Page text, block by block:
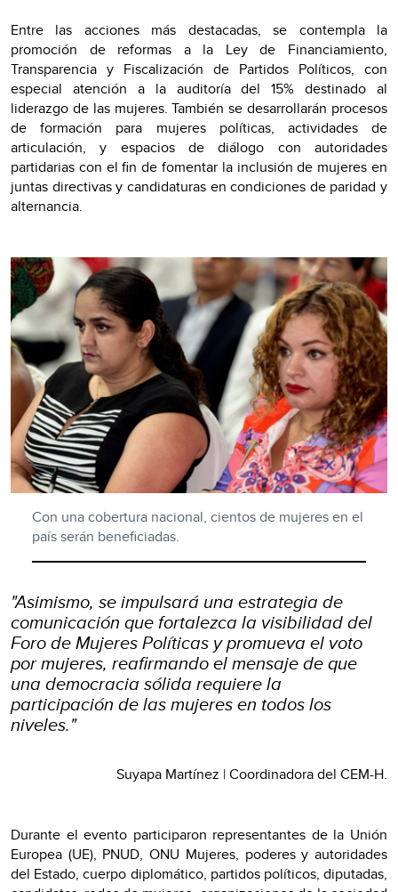
Entre las acciones más destacadas, se contempla la
promoción de reformas a la Ley de Financiamiento,
Transparencia y Fiscalización de Partidos Políticos, con
especial atención a la auditoría del 15% destinado al
liderazgo de las mujeres. También se desarrollarán procesos
de formación para mujeres políticas, actividades de
articulación, y espacios de diálogo con autoridades
partidarias con el fin de fomentar la inclusión de mujeres en
juntas directivas y candidaturas en condiciones de paridad y
alternancia.
Con una cobertura nacional, cientos de mujeres en el
país serán beneficiadas.
"Asimismo, se impulsará una estrategia de
comunicación que fortalezca la visibilidad del
Foro de Mujeres Políticas y promueva el voto
por mujeres, reafirmando el mensaje de que
una democracia sólida requiere la
participación de las mujeres en todos los
niveles."
Suyapa Martínez | Coordinadora del CEM-H.
Durante el evento participaron representantes de la Unión
Europea (UE), PNUD, ONU Mujeres, poderes y autoridades
del Estado, cuerpo diplomático, partidos políticos, diputadas,